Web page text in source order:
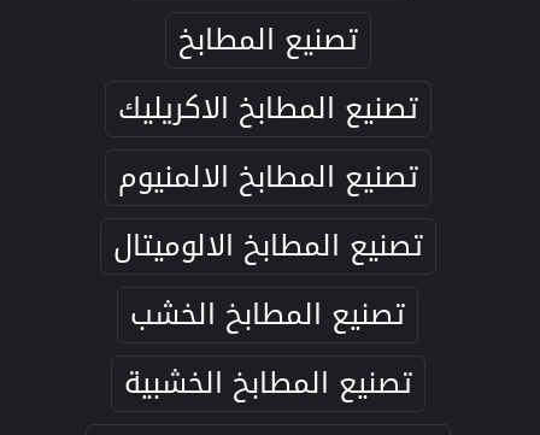
تصنيع المطابخ
تصنيع المطابخ الاكريليك
تصنيع المطابخ الالمنيوم
تصنيع المطابخ الالوميتال
تصنيع المطابخ الخشب
تصنيع المطابخ الخشبية